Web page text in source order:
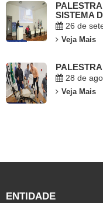
SISTEMA
26 de
Veja Mais
28 de
Veja Mais
ENTIDADE